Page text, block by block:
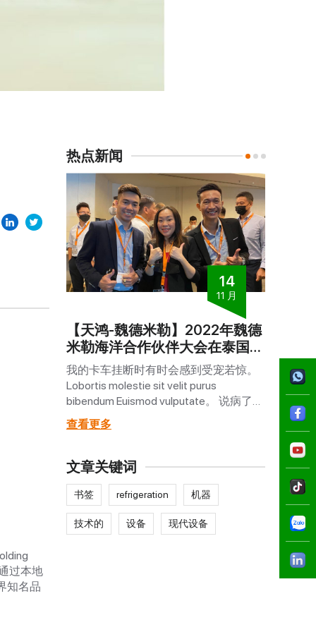
过本地
知名品
热点新闻
14
11 月
【天鸿-魏德米勒】2022年魏德
米勒海洋合作伙伴大会在泰国举
行
我的卡车挂断时有时会感到受宠若惊。
Lobortis molestie sit velit purus
bibendum Euismod vulputate。 说病了怎
么伤心，很有幽默感，很好玩，很卡
通。
查看更多
南北
2022
宁三地
化行业
务。
查看更
文章关键词
书签 refrigeration 机器
技术的 设备 现代设备